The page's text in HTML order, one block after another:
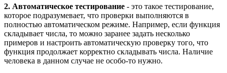
2. Автоматическое тестирование - это такое тестирование,
которое подразумевает, что проверки выполняются в
полностью автоматическом режиме. Например, если функция
складывает числа, то можно заранее задать несколько
примеров и настроить автоматическую проверку того, что
функция продолжает корректно складывать числа. Наличие
человека в данном случае не особо-то нужно.